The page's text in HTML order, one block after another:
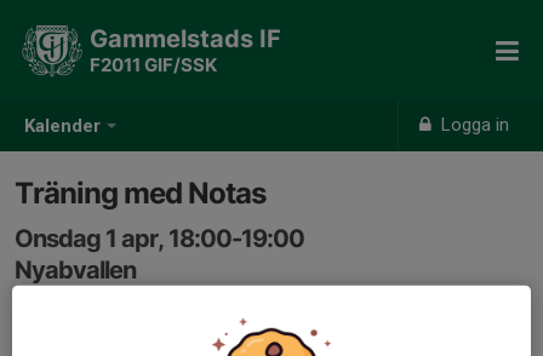
Kalender Logga in
Gammelstads IF
F2011 GIF/SSK
Träning med Notas
Onsdag 1 apr, 18:00-19:00
Nyabvallen
Samling: 17:50, Nyabvallen